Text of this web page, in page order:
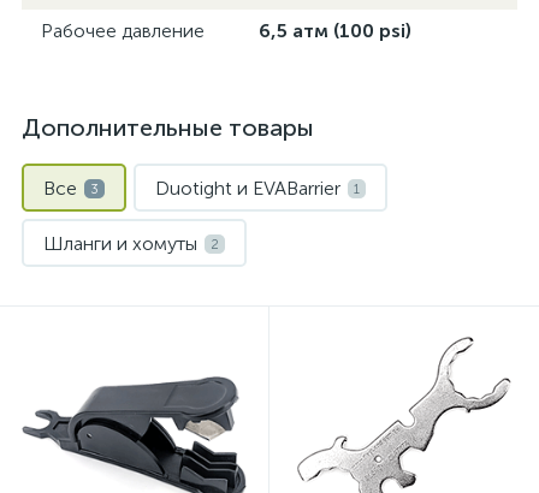
Рабочее давление 6,5 атм (100 psi)
Дополнительные товары
Все 3 Duotight и EVABarrier 1
Шланги и хомуты 2